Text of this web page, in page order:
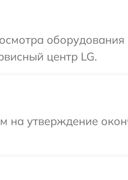
центр LG.
на утверждение